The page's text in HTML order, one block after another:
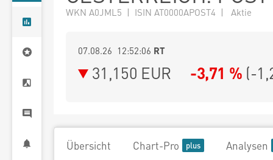
WKN A0JML5 | ISIN AT0000APOST4 | Aktie
07.08.26 12:52:06 RT
31,150 EUR -3,71 % (-
Übersicht Chart-Pro Analysen